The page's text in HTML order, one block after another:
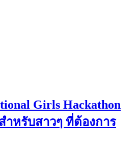
Girls Hackathon
ำหรับสาวๆ ที่ต้องการ